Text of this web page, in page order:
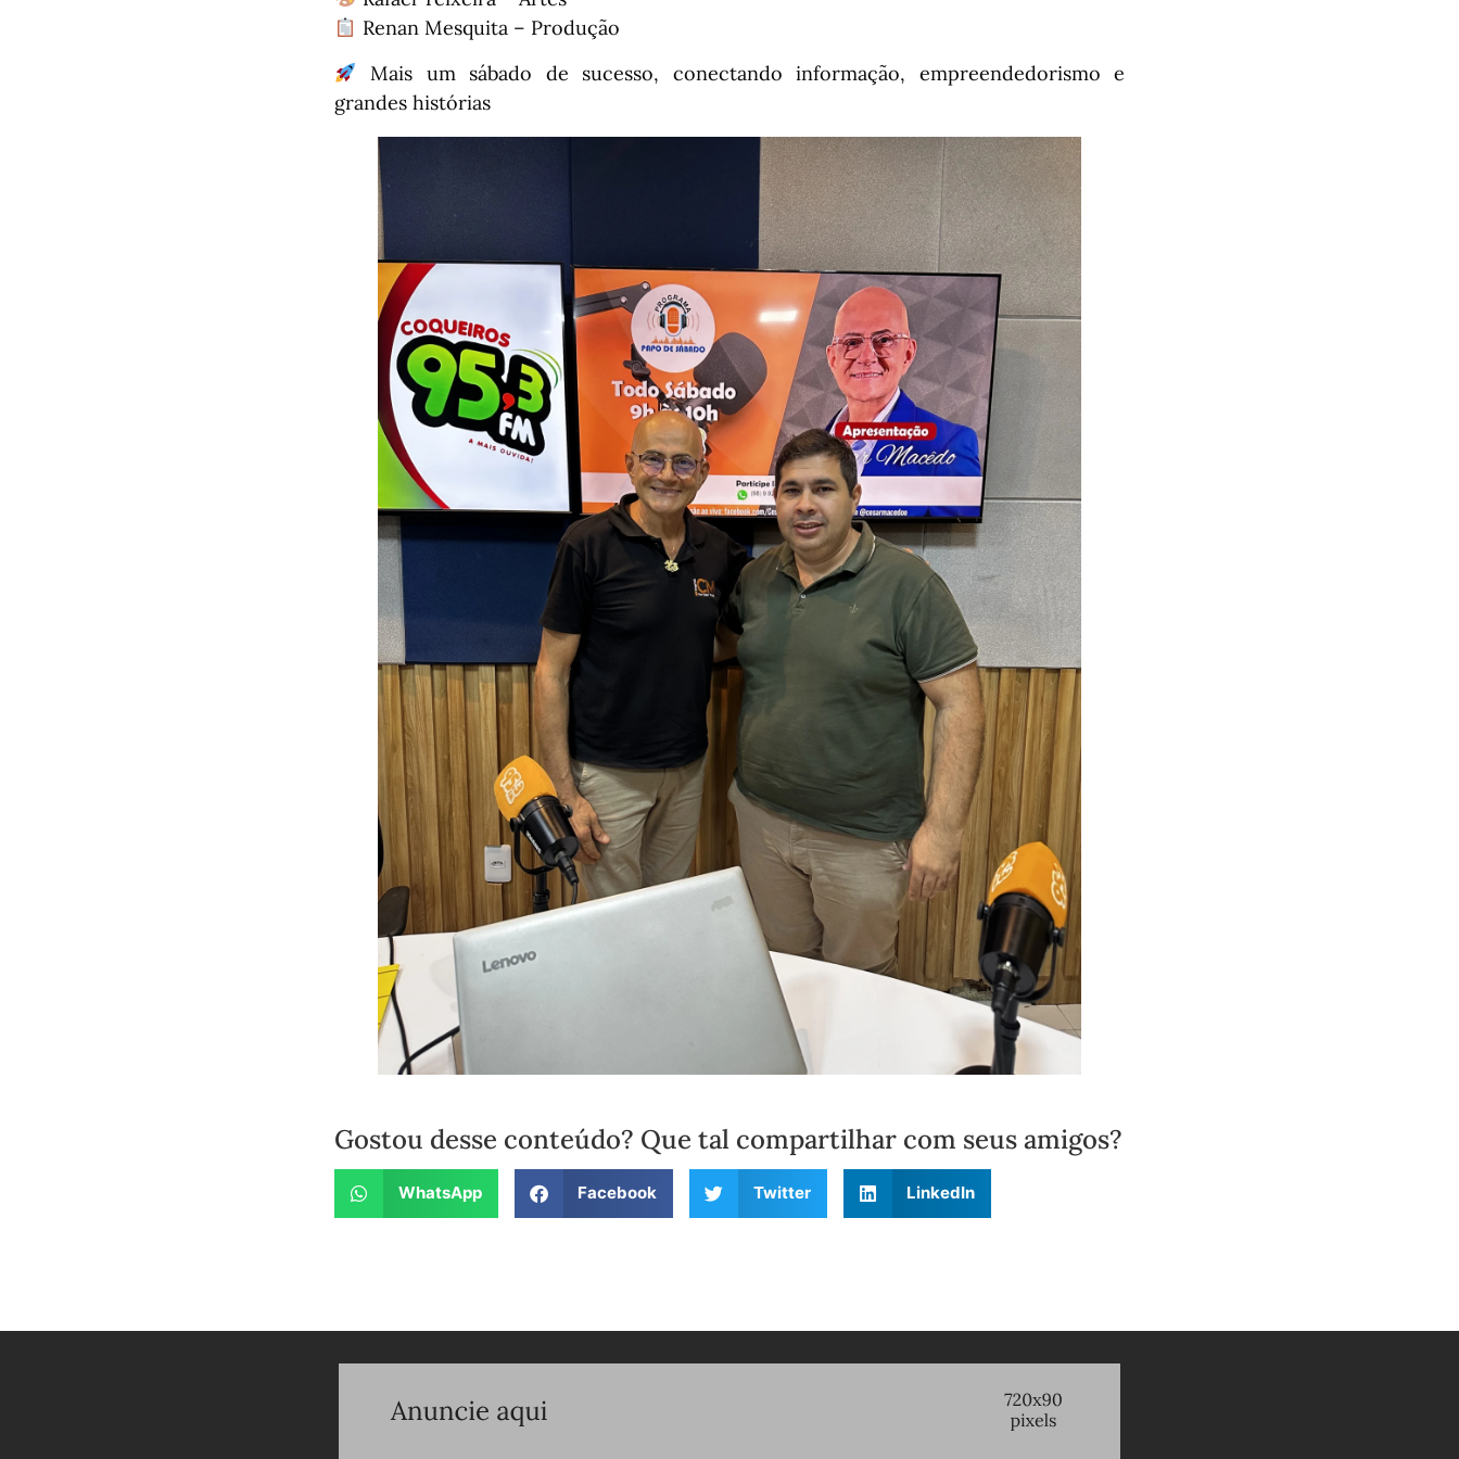
Renan Mesquita – Produção
Mais um sábado de sucesso, conectando informação, empreendedorismo e
grandes histórias
Gostou desse conteúdo? Que tal compartilhar com seus amigos?
WhatsApp Facebook Twitter LinkedIn